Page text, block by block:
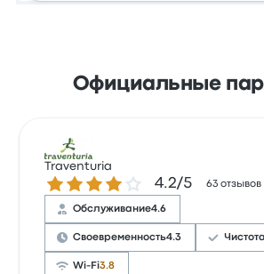
Официальные
Traventuria
Количество звезд: 4.2 из 5
4.2/5 63 отзывов
Обслуживание4.6
Своевременность4.3
Wi-Fi3.8